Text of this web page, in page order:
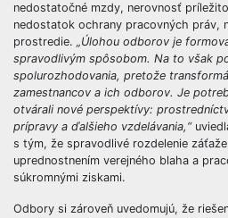
nedostatočné mzdy, nerovnosť
nedostatok ochrany pracovných práv,
prostredie. „Úlohou odborov je
spravodlivým spôsobom. Na to však
spolurozhodovania, pretože
zamestnancov a ich odborov. Je
otvárali nové perspektívy:
prípravy a ďalšieho vzdelávania,“
s tým, že spravodlivé rozdelenie
uprednostnením verejného blaha a
súkromnými ziskami.
Odbory si zároveň uvedomujú, že